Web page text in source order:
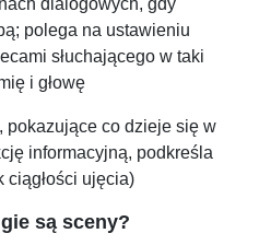
dialogowych, gdy
polega na ustawieniu
słuchającego w taki
i głowę
pokazujące co dzieje się w
informacyjną, podkreśla
ciągłości ujęcia)
są sceny?